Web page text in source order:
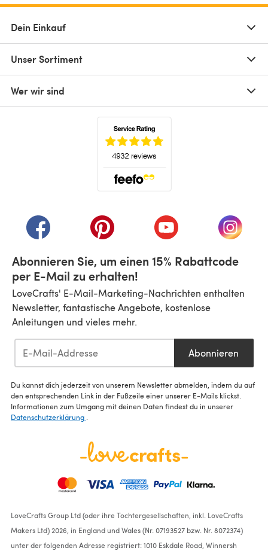
Dein Einkauf
Unser Sortiment
Wer wir sind
(öffnet sich in einem neuen Tab)
(öffnet sich in einem neuen Tab)
(öffnet sich in einem
(öffnet
Abonnieren Sie, um einen 15% Rabattcode
per E-Mail zu erhalten!
LoveCrafts' E-Mail-Marketing-Nachrichten enthalten
Newsletter, fantastische Angebote, kostenlose
Anleitungen und vieles mehr.
Abonnieren
Du kannst dich jederzeit von unserem Newsletter abmelden, indem du auf
den entsprechenden Link in der Fußzeile einer unserer E-Mails klickst.
Informationen zum Umgang mit deinen Daten findest du in unserer
Datenschutzerklärung
LoveCrafts Group Ltd (oder ihre Tochtergesellschaften, inkl. LoveCrafts
Makers Ltd) 2026, in England und Wales (Nr. 07193527 bzw. Nr. 8072374)
unter der folgenden Adresse registriert: 1010 Eskdale Road, Winnersh